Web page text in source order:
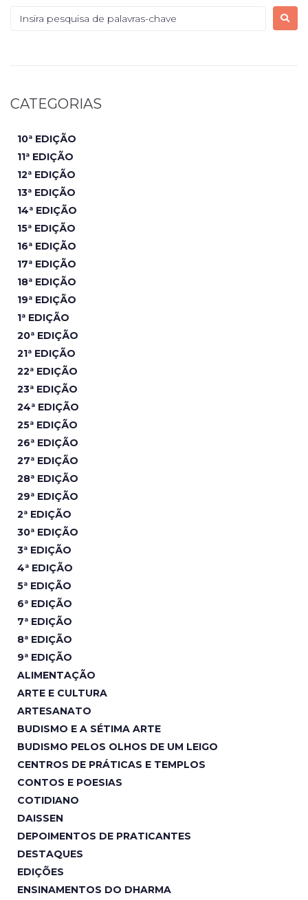
CATEGORIAS
10ª EDIÇÃO
11ª EDIÇÃO
12ª EDIÇÃO
13ª EDIÇÃO
14ª EDIÇÃO
15ª EDIÇÃO
16ª EDIÇÃO
17ª EDIÇÃO
18ª EDIÇÃO
19ª EDIÇÃO
1ª EDIÇÃO
20ª EDIÇÃO
21ª EDIÇÃO
22ª EDIÇÃO
23ª EDIÇÃO
24ª EDIÇÃO
25ª EDIÇÃO
26ª EDIÇÃO
27ª EDIÇÃO
28ª EDIÇÃO
29ª EDIÇÃO
2ª EDIÇÃO
30ª EDIÇÃO
3ª EDIÇÃO
4ª EDIÇÃO
5ª EDIÇÃO
6ª EDIÇÃO
7ª EDIÇÃO
8ª EDIÇÃO
9ª EDIÇÃO
ALIMENTAÇÃO
ARTE E CULTURA
ARTESANATO
BUDISMO E A SÉTIMA ARTE
BUDISMO PELOS OLHOS DE UM LEIGO
CENTROS DE PRÁTICAS E TEMPLOS
CONTOS E POESIAS
COTIDIANO
DAISSEN
DEPOIMENTOS DE PRATICANTES
DESTAQUES
EDIÇÕES
ENSINAMENTOS DO DHARMA